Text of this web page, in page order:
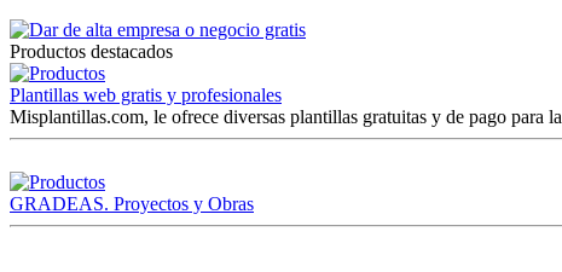
Productos destacados
Plantillas web gratis y profesionales
Misplantillas.com, le ofrece diversas plantillas gratuitas y de pago para la
GRADEAS. Proyectos y Obras